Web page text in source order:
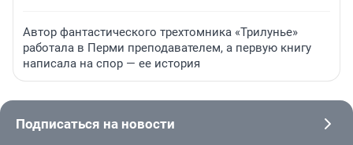
Автор фантастического трехтомника «Трилунье»
работала в Перми преподавателем, а первую книгу
написала на спор — ее история
Подписаться на новости